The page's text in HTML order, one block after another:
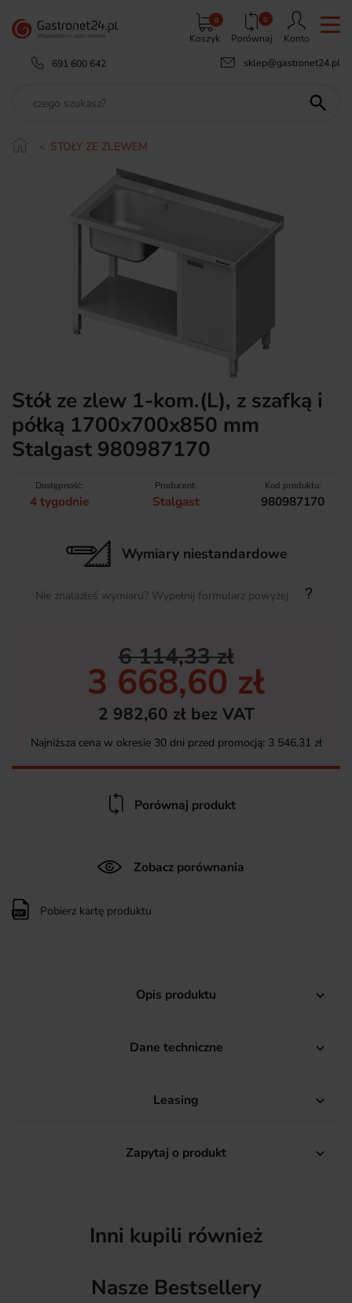
Koszyk
0 0
Porównaj
Konto
691 600 642
sklep@gastronet24.pl

STOŁY ZE ZLEWEM
Stół ze zlew 1-kom.(L), z szafką i
półką 1700x700x850 mm
Stalgast 980987170
Dostępność:
4 tygodnie
Producent:
Stalgast
Kod produktu:
980987170
Wymiary niestandardowe
Nie znalazłeś wymiaru? Wypełnij formularz powyżej
6 114,33 zł
3 668,60 zł
2 982,60 zł bez VAT
Najniższa cena w okresie 30 dni przed promocją: 3 546,31 zł
Porównaj produkt
Zobacz porównania
Pobierz kartę produktu
Opis produktu 
Dane techniczne 
Leasing 
Zapytaj o produkt 
Inni kupili również
Nasze Bestsellery